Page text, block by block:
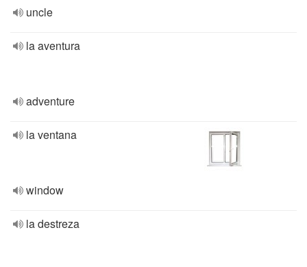
uncle
la aventura
adventure
la ventana
window
la destreza